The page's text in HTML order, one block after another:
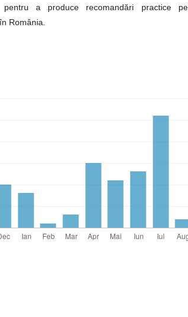
pentru a produce recomandări practice
România.